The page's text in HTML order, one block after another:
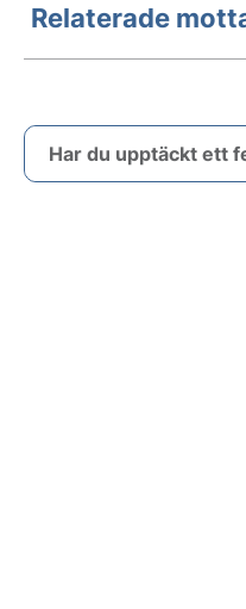
Relaterade
Har du upptäckt ett